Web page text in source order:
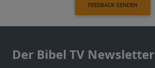
FEEDBACK SENDEN
Der Bibel TV Newsletter